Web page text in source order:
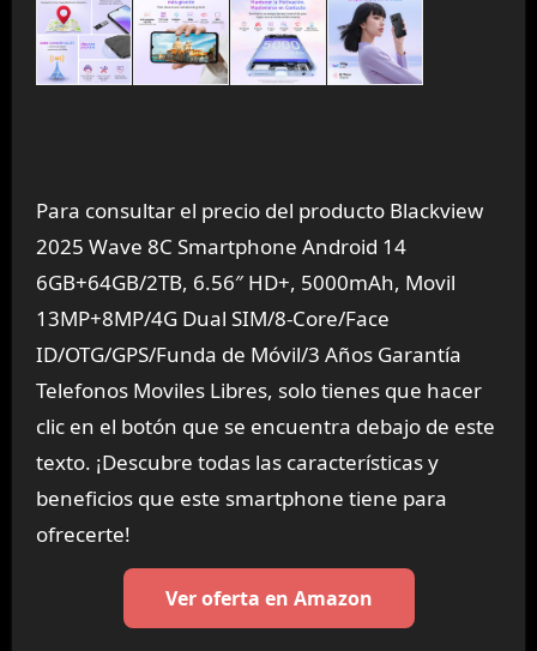
Para consultar el precio del producto Blackview
2025 Wave 8C Smartphone Android 14
6GB+64GB/2TB, 6.56″ HD+, 5000mAh, Movil
13MP+8MP/4G Dual SIM/8-Core/Face
ID/OTG/GPS/Funda de Móvil/3 Años Garantía
Telefonos Moviles Libres, solo tienes que hacer
clic en el botón que se encuentra debajo de este
texto. ¡Descubre todas las características y
beneficios que este smartphone tiene para
ofrecerte!
Ver oferta en Amazon